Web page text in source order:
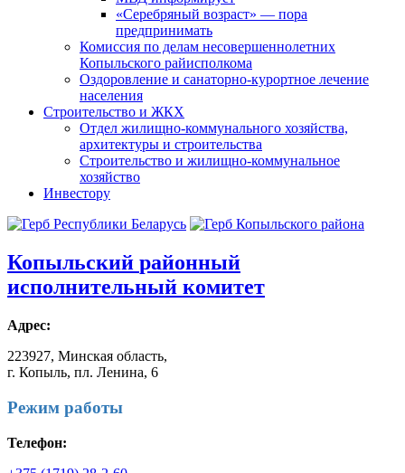
«Серебряный возраст» — пора
предпринимать
Комиссия по делам несовершеннолетних
Копыльского райисполкома
Оздоровление и санаторно-курортное лечение
населения
Строительство и ЖКХ
Отдел жилищно-коммунального хозяйства,
архитектуры и строительства
Строительство и жилищно-коммунальное
хозяйство
Инвестору
Копыльский районный
исполнительный комитет
Адрес:
223927, Минская область,
г. Копыль, пл. Ленина, 6
Режим работы
Телефон: